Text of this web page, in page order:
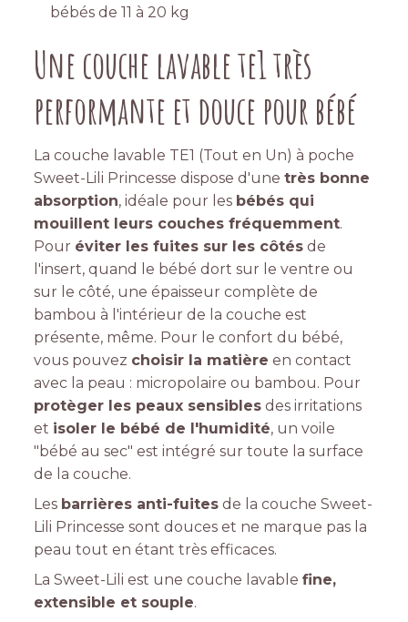
bébés de 11 à 20 kg
Une couche lavable te1 très
performante et douce pour bébé
La couche lavable TE1 (Tout en Un) à poche
Sweet-Lili Princesse dispose d'unetrès bonne
absorption, idéale pour les bébés qui
mouillent leurs couches fréquemment.
Pour éviter les fuites sur les côtés de
l'insert, quand le bébé dort sur le ventre ou
sur le côté, une épaisseur complète de
bambou à l'intérieur de la couche est
présente, même. Pour le confort du bébé,
vous pouvez choisir la matière en contact
avec la peau : micropolaire ou bambou. Pour
protèger les peaux sensibles des irritations
et isoler le bébé de l'humidité, un voile
"bébé au sec" est intégré sur toute la surface
de la couche.
Les barrières anti-fuites de la couche Sweet-
Lili Princesse sont douces et ne marque pas la
peau tout en étant très efficaces.
La Sweet-Lili est une couche lavablefine,
extensible et souple.